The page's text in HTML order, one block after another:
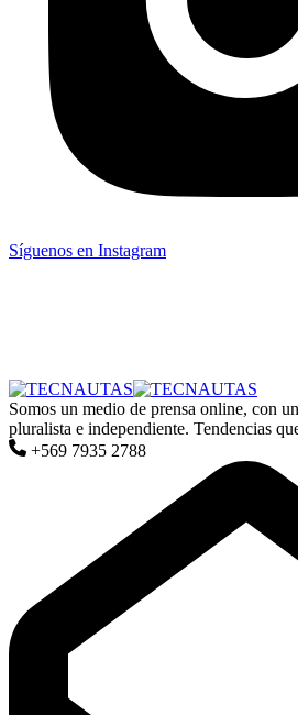
Síguenos en Instagram
Somos un medio de prensa online, con
pluralista e independiente. Tendencias
+569 7935 2788